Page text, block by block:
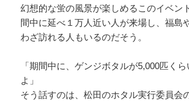
幻想的な蛍の風景が楽しめるこのイベン
間中に延べ１万人近い人が来場し、福島
わざ訪れる人もいるのだそう。
「期間中に、ゲンジボタルが5,000匹く
よ」
そう話すのは、松田のホタル実行委員会